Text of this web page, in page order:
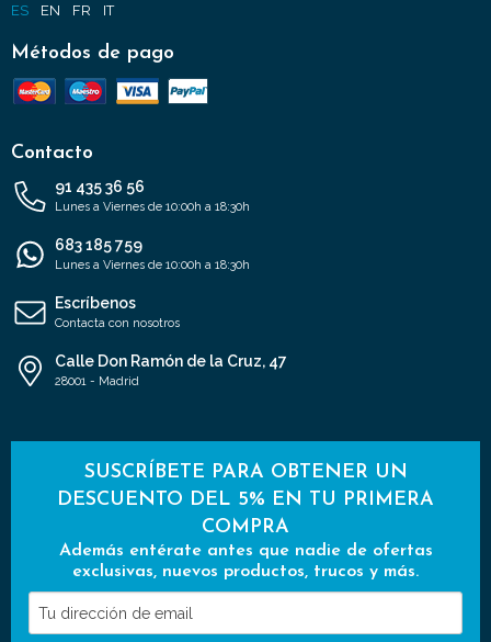
ES EN FR IT
Métodos de pago
Contacto
91 435 36 56
Lunes a Viernes de 10:00h a 18:30h
683 185 759
Lunes a Viernes de 10:00h a 18:30h
Escríbenos
Contacta con nosotros
Calle Don Ramón de la Cruz, 47
28001 - Madrid
SUSCRÍBETE PARA OBTENER UN
DESCUENTO DEL 5% EN TU PRIMERA
COMPRA
Además entérate antes que nadie de ofertas
exclusivas, nuevos productos, trucos y más.
Tu
dirección